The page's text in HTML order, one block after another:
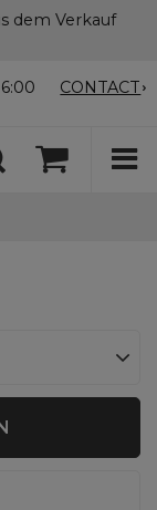
dem Verkauf
CONTACT